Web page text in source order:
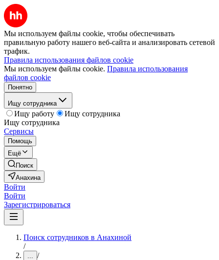
Мы используем файлы cookie, чтобы обеспечивать
правильную работу нашего веб-сайта и анализировать сетевой
трафик.
Правила использования файлов cookie
Мы используем файлы cookie. Правила использования
файлов cookie
Понятно
Ищу сотрудника
Ищу работу
Ищу сотрудника
Ищу сотрудника
Сервисы
Помощь
Ещё
Поиск
Анахина
Войти
Войти
Зарегистрироваться
Поиск сотрудников в Анахиной
/
... /